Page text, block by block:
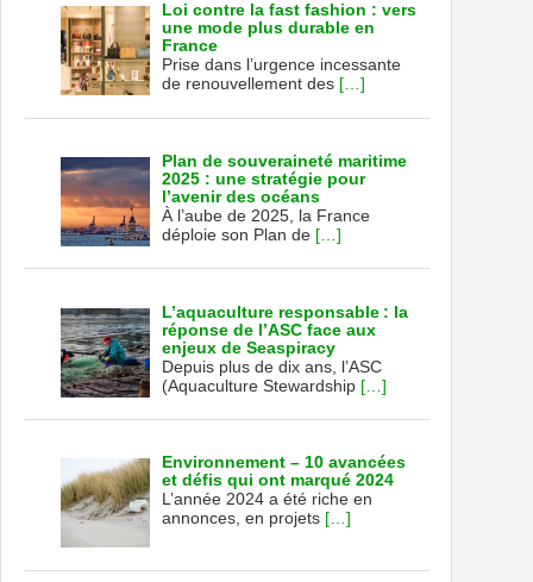
Loi contre la fast fashion : vers
une mode plus durable en
France
Prise dans l’urgence incessante
de renouvellement des […]
Plan de souveraineté maritime
2025 : une stratégie pour
l’avenir des océans
À l’aube de 2025, la France
déploie son Plan de […]
L’aquaculture responsable : la
réponse de l’ASC face aux
enjeux de Seaspiracy
Depuis plus de dix ans, l’ASC
(Aquaculture Stewardship […]
Environnement – 10 avancées
et défis qui ont marqué 2024
L’année 2024 a été riche en
annonces, en projets […]